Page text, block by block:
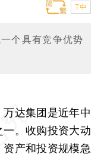
T中
个具有竞争优势
达集团是近年中
。收购投资大动
产和投资规模急